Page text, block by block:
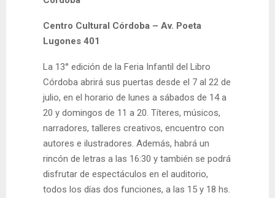
Centro Cultural Córdoba – Av. Poeta
Lugones 401
La 13° edición de la Feria Infantil del Libro
Córdoba abrirá sus puertas desde el 7 al 22 de
julio, en el horario de lunes a sábados de 14 a
20 y domingos de 11 a 20. Títeres, músicos,
narradores, talleres creativos, encuentro con
autores e ilustradores. Además, habrá un
rincón de letras a las 16:30 y también se podrá
disfrutar de espectáculos en el auditorio,
todos los días dos funciones, a las 15 y 18 hs.